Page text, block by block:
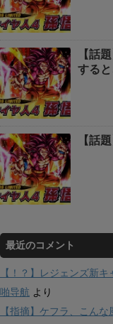
【話
する
【話
最近のコメント
【！？】レジェンズ新
啪导航 より
【指摘】ケフラ、こん